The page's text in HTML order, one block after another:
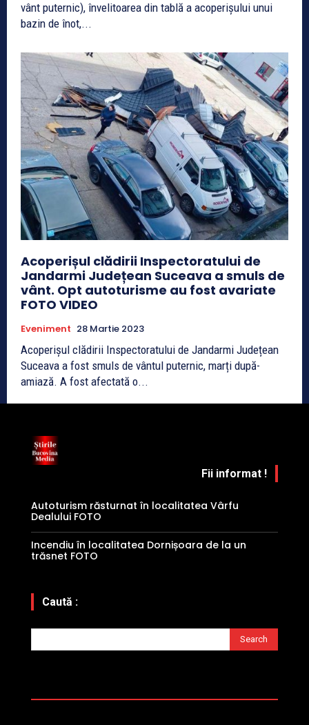
vânt puternic), învelitoarea din tablă a acoperișului unui
bazin de înot,...
Acoperișul clădirii Inspectoratului de
Jandarmi Județean Suceava a smuls de
vânt. Opt autoturisme au fost avariate
FOTO VIDEO
Eveniment 28 Martie 2023
Acoperișul clădirii Inspectoratului de Jandarmi Județean
Suceava a fost smuls de vântul puternic, marți după-
amiază. A fost afectată o...
Fii informat !
Autoturism răsturnat în localitatea Vârfu
Dealului FOTO
Incendiu în localitatea Dornișoara de la un
trăsnet FOTO
Caută :
Search